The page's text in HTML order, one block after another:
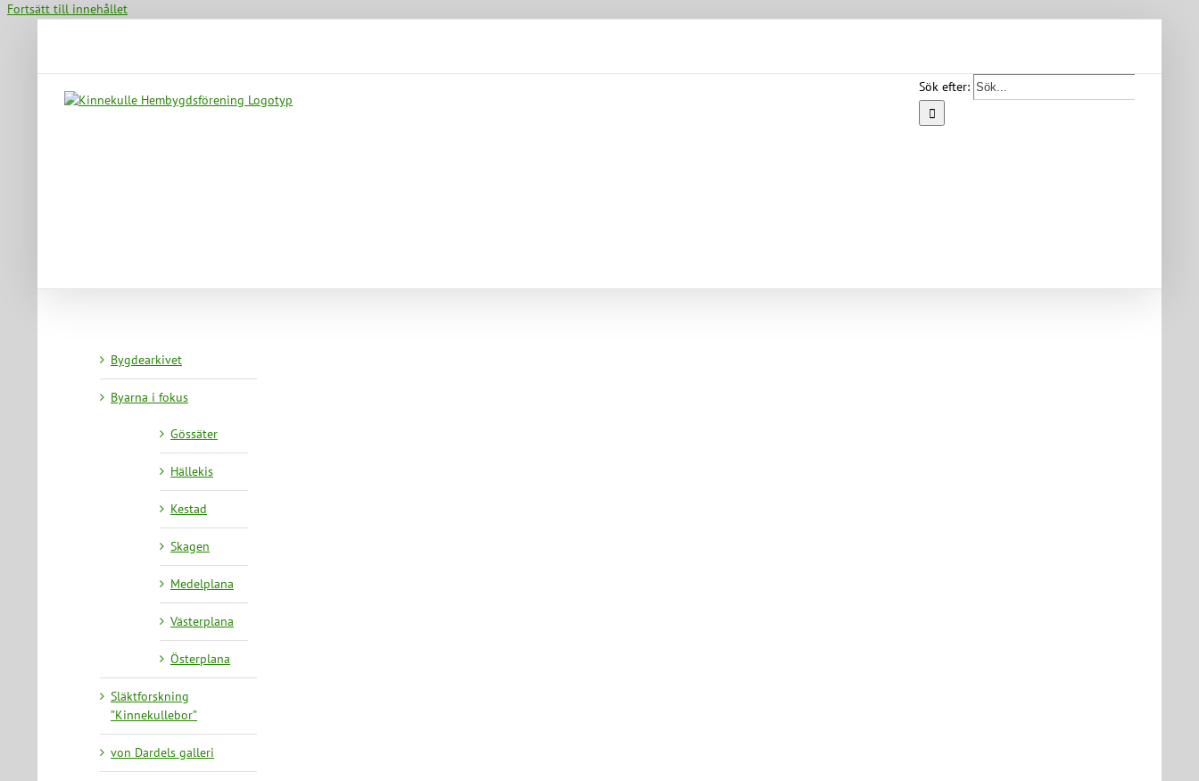
Fortsätt till innehållet
Sök efter:
Bygdearkivet
Byarna i fokus
Gössäter
Hällekis
Kestad
Skagen
Medelplana
Västerplana
Österplana
Släktforskning
”Kinnekullebor”
von Dardels galleri